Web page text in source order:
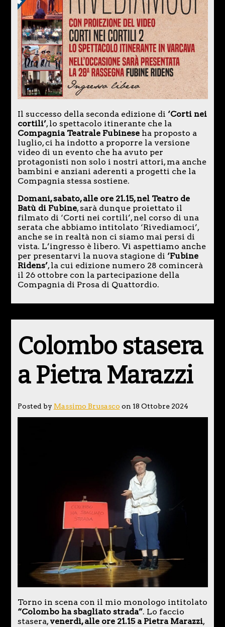
Il successo della seconda edizione di ‘Corti nei
cortili’, lo spettacolo itinerante che la
Compagnia Teatrale Fubineseha proposto a
luglio, ci ha indotto a proporre la versione
video di un evento che ha avuto per
protagonisti non solo i nostri attori, ma anche
bambini e anziani aderenti a progetti che la
Compagnia stessa sostiene.
Domani, sabato, alle ore 21.15, nel Teatro de
Batù di Fubine, sarà dunque proiettato il
filmato di ‘Corti nei cortili’, nel corso di una
serata che abbiamo intitolato ‘Rivediamoci’,
anche se in realtà non ci siamo mai persi di
vista. L’ingresso è libero. Vi aspettiamo anche
per presentarvi la nuova stagione di ‘Fubine
Ridens’, la cui edizione numero 28 comincerà
il 26 ottobre con la partecipazione della
Compagnia di Prosa di Quattordio.
Colombo stasera
a Pietra Marazzi
Posted by Massimo Brusasco on 18 Ottobre 2024
Torno in scena con il mio monologo intitolato
“Colombo ha sbagliato strada”. Lo faccio
stasera,venerdì, alle ore 21.15 a Pietra Marazzi,